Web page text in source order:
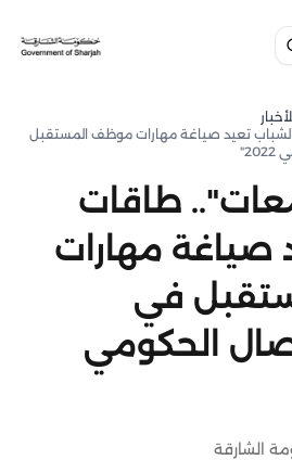
تعيد صياغة مهارات موظف المستقبل
طاقات
صياغة مهارات
في
الحكومي
الشارقة